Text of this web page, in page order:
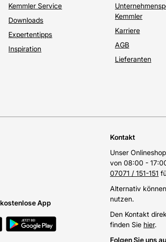
Kemmler Service
Downloads
Expertentipps
Inspiration
Kemmler
Karriere
AGB
Lieferanten
App
Kontakt
Unser
von 08:00 -
07071 / 151-151
Alternativ
nutzen.
Den Kontakt
finden Sie hier.
Folgen Sie uns